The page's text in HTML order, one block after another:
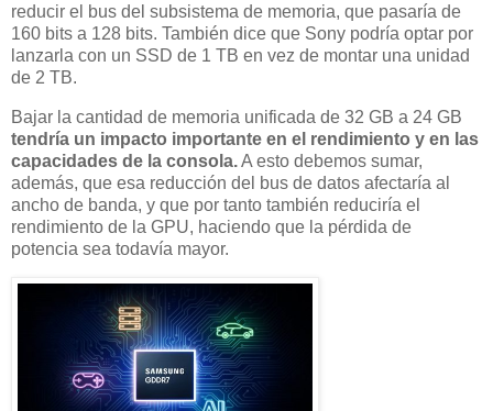
reducir el bus del subsistema de memoria, que pasaría de
160 bits a 128 bits. También dice que Sony podría optar por
lanzarla con un SSD de 1 TB en vez de montar una unidad
de 2 TB.
Bajar la cantidad de memoria unificada de 32 GB a 24 GB
tendría un impacto importante en el rendimiento y en las
capacidades de la consola.A esto debemos sumar,
además, que esa reducción del bus de datos afectaría al
ancho de banda, y que por tanto también reduciría el
rendimiento de la GPU, haciendo que la pérdida de
potencia sea todavía mayor.